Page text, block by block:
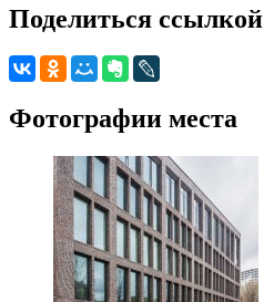
Поделиться ссылкой
Фотографии места